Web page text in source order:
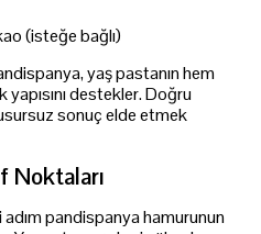
(isteğe bağlı)
yaş pastanın hem
yapısını destekler. Doğru
sonuç elde etmek
Noktaları
pandispanya hamurunun